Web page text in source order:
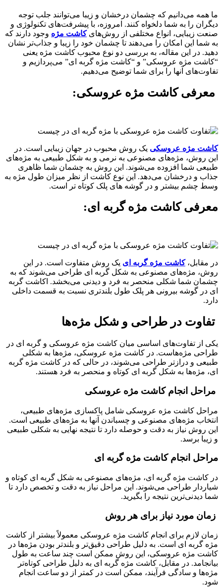
ما همه می‌دانیم که چشمان درخشان و زیبا می‌توانند جلب توجه
دیگران را به شما دلخواه کنند. امروزه، با پیشرفت‌های تکنولوژی و
صنعت زیبایی، انواع مختلفی از روش‌هایکاشت مژه وجود دارند که
به شما این امکان را می‌دهند تا چشمان خود را زیبا و جذاب‌تر نشان
دهید. در این مقاله، به بررسی دو نوع محبوب کاشت مژه یعنی
“کاشت مژه عروسکی” و “کاشت مژه گربه ای” می‌پردازیم و
تفاوت‌های آنها را برای شما توضیح می‌دهیم.
معرفی کاشت مژه عروسکی:
کاشت مژه عروسکی یک روش محبوب در جهان زیبایی است. در
این روش، مژه‌های مصنوعی به نرمی و به شکل طبیعی به مژه‌های
طبیعی شما افزوده می‌شوند. این روش به چشمان شما ظاهری
جذاب و درخشان می‌دهد. این نوع کاشت از نظر میزان طول مژه به
وسط چشم بیشتر و در گوشه های پلک کوتاه تر است.
معرفی کاشت مژه گربه ای:
در مقابل،کاشت مژه گربه ای یک روش متفاوت است. در این
روش، مژه‌های مصنوعی به شکل گربه ای طراحی می‌شوند که به
چشمان شما شکلی منحصر به فرد و دیدنی می‌بخشد. اکاشت گربه
ای در گوشه بیرونی هر پلک طول بلندتری نسبت به قسمت داخلی
دارد.
تفاوت در طراحی و شکل مژه‌ها
یکی از تفاوت‌های اساسی میان کاشت مژه عروسکی و گربه ای در
طراحی مژه‌هاست. در کاشت مژه عروسکی، مژه‌ها به شکلی
طبیعی و درازتر طراحی می‌شوند، در حالی که در کاشت مژه گربه
ای، مژه‌ها به شکل گربه ای کوتاه و منحصر به فرد هستند.
مراحل انجام کاشت مژه عروسکی
مراحل کاشت مژه عروسکی شامل پاکسازی مژه‌های طبیعی،
انتخاب مژه‌های مصنوعی و چسباندن آنها به مژه‌های طبیعی است.
این روش نیاز به دقت و حوصله دارد تا نتیجه نهایی به شکلی طبیعی
و زیبا برسد.
مراحل انجام کاشت مژه گربه ای
در کاشت مژه گربه ای، مژه‌های مصنوعی به شکل گربه ای کوتاه و
شیاردار طراحی می‌شوند. این مراحل نیاز به دقت و تخصص دارد تا
شما دیدنی‌ترین نتیجه را بگیرید.
زمان مورد نیاز برای هر روش
زمان لازم برای انجام کاشت مژه عروسکی معمولاً بیشتر از کاشت
مژه گربه ای است. به دلیل طراحی دقیق‌تر و بلندتر بودن مژه‌ها در
کاشت مژه عروسکی، این روش ممکن است چند ساعت به طول
بیانجامد. در مقابل، کاشت مژه گربه ای به دلیل طراحی کوتاه‌تر
مژه‌ها و سادگی فرآیند، ممکن است در کمتر از دو ساعت انجام
شود.